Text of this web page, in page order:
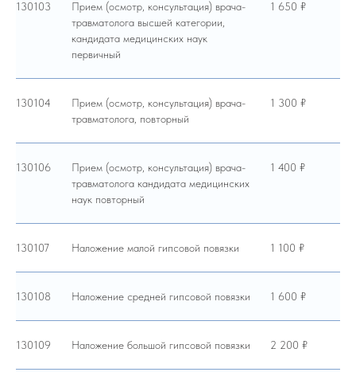
130103
Прием (осмотр, консультация) врача-
травматолога высшей категории,
кандидата медицинских наук
первичный
1 650 ₽
130104
Прием (осмотр, консультация) врача-
травматолога, повторный
1 300 ₽
130106
Прием (осмотр, консультация) врача-
травматолога кандидата медицинских
наук повторный
1 400 ₽
130107 Наложение малой гипсовой повязки 1 100 ₽
130108 Наложение средней гипсовой повязки 1 600 ₽
130109 Наложение большой гипсовой повязки 2 200 ₽